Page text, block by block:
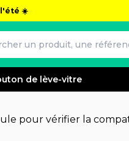
l'été ☀️
de lève-vitre
pour vérifier la